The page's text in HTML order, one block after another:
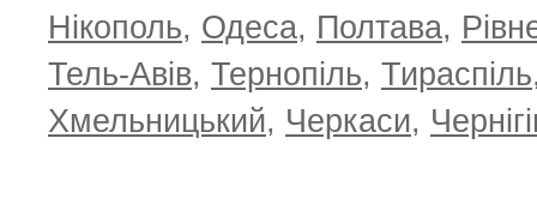
Нікополь, Одеса, Полтава,
Тель-Авів, Тернопіль, Тираспіль
Хмельницький, Черкаси,